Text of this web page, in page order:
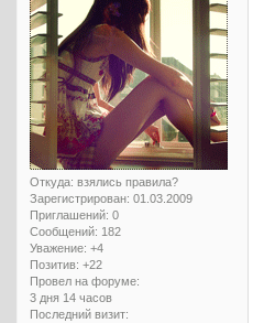
Откуда: взялись правила?
Зарегистрирован: 01.03.2009
Приглашений: 0
Сообщений: 182
Уважение: +4
Позитив: +22
Провел на форуме:
3 дня 14 часов
Последний визит: